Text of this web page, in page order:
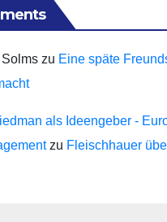
Solms zu Eine späte
als Ideengeber -
zu Fleischhauer